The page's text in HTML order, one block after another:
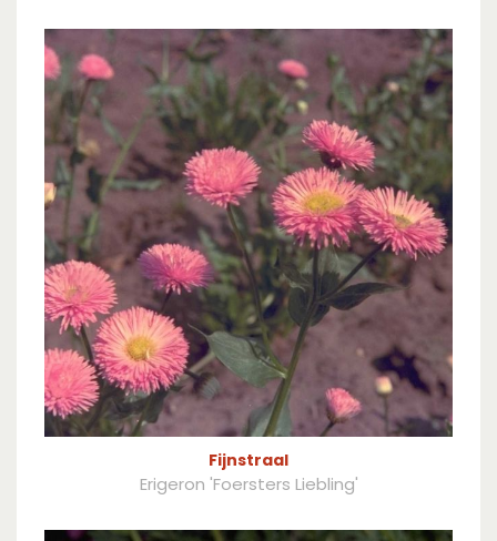
Fijnstraal
Erigeron 'Foersters Liebling'